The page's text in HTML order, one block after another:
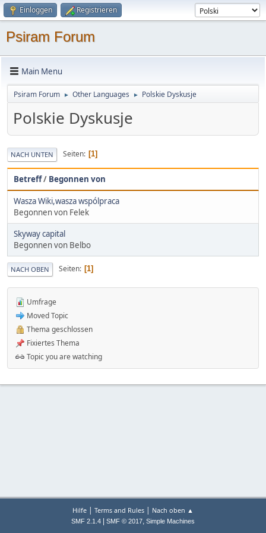
Einloggen Registrieren
Psiram Forum
Main Menu
Psiram Forum ► Other Languages ► Polskie Dyskusje
Polskie Dyskusje
NACH UNTEN Seiten 1
Betreff/ Begonnen von
Wasza Wiki,wasza wspólpraca
Begonnen von Felek
Skyway capital
Begonnen von Belbo
NACH OBEN Seiten 1
Umfrage
Moved Topic
Thema geschlossen
Fixiertes Thema
Topic you are watching
Hilfe | Terms and Rules | Nach oben ▲
SMF 2.1.4 SMF © 2017, Simple Machines